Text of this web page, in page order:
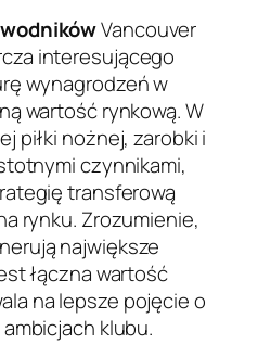
Vancouver
interesującego
wynagrodzeń w
wartość rynkową. W
piłki nożnej, zarobki i
czynnikami,
transferową
rynku. Zrozumienie,
największe
łączna wartość
na lepsze pojęcie o
klubu.